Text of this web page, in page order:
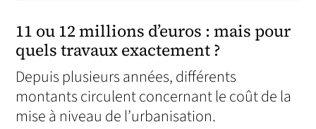
11 ou 12 millions d’euros : mais pour
quels travaux exactement ?
Depuis plusieurs années, différents
montants circulent concernant le coût de la
mise à niveau de l’urbanisation.